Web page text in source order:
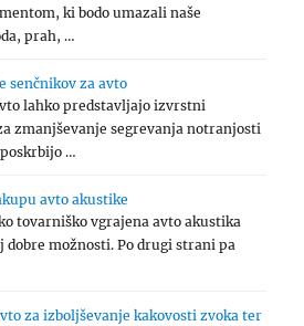
ki bodo umazali naše
prah, …
senčnikov za avto
lahko predstavljajo izvrstni
zmanjševanje segrevanja notranjosti
…
avto akustike
tovarniško vgrajena avto akustika
dobre možnosti. Po drugi strani pa
za izboljševanje kakovosti zvoka ter